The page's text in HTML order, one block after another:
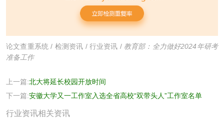
论文查重系统 / 检测资讯 / 行业资讯 / 教育部：全力做好2024年研考
准备工作
上一篇:北大将延长校园开放时间
下一篇:安徽大学又一工作室入选全省高校“双带头人”工作室名单
行业资讯相关资讯